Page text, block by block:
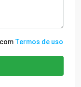
Termos de uso